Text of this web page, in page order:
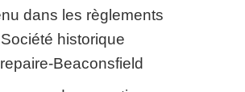
dans les règlements
historique
Beaconsfield